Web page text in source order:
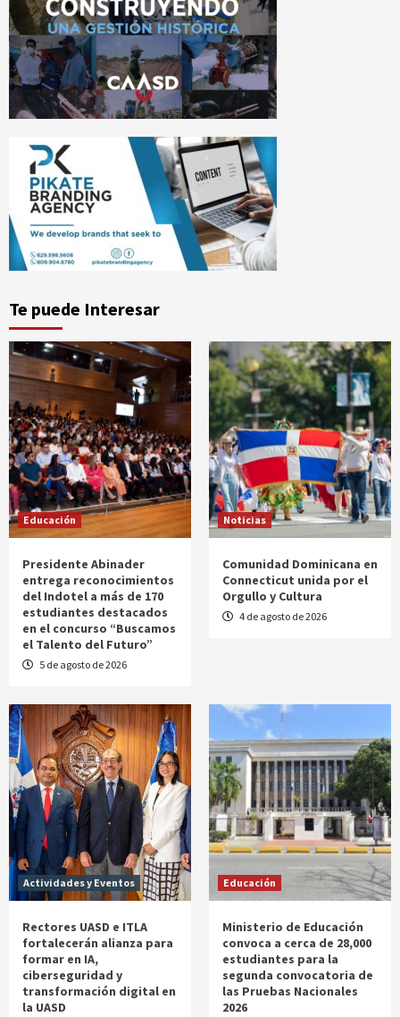
Te puede Interesar
Educación
Presidente Abinader
entrega reconocimientos
del Indotel a más de 170
estudiantes destacados
en el concurso “Buscamos
el Talento del Futuro”
5 de agosto de 2026
Noticias
Comunidad Dominicana en
Connecticut unida por el
Orgullo y Cultura
4 de agosto de 2026
Actividades y Eventos
Rectores UASD e ITLA
fortalecerán alianza para
formar en IA,
ciberseguridad y
transformación digital en
la UASD
Educación
Ministerio de Educación
convoca a cerca de 28,000
estudiantes para la
segunda convocatoria de
las Pruebas Nacionales
2026